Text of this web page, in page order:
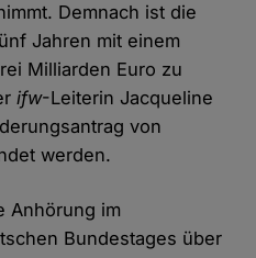
Demnach ist die
Jahren mit einem
Milliarden Euro zu
ifw-Leiterin Jacqueline
von
werden.
Anhörung im
Bundestages über